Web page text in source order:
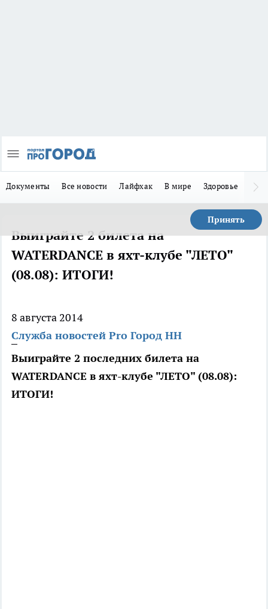
Документы Все новости Лайфхак В мире Здоровье
Принять
Выиграйте 2 билета на
WATERDANCE в яхт-клубе "ЛЕТО"
(08.08): ИТОГИ!
8 августа 2014
Служба новостей Pro Город НН
Выиграйте 2 последних билета на
WATERDANCE в яхт-клубе "ЛЕТО" (08.08):
ИТОГИ!